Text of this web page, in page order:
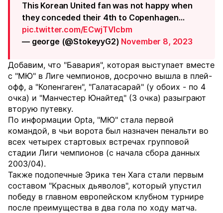
This Korean United fan was not happy when
they conceded their 4th to Copenhagen…
pic.twitter.com/ECwjTVIcbm
— george (@StokeyyG2) November 8, 2023
Добавим, что "Бавария", которая выступает вместе
с "МЮ" в Лиге чемпионов, досрочно вышла в плей-
офф, а "Копенгаген", "Галатасарай" (у обоих - по 4
очка) и "Манчестер Юнайтед" (3 очка) разыграют
вторую путевку.
По информации Opta, "МЮ" стала первой
командой, в чьи ворота был назначен пенальти во
всех четырех стартовых встречах групповой
стадии Лиги чемпионов (с начала сбора данных
2003/04).
Также подопечные Эрика тен Хага стали первым
составом "Красных дьяволов", который упустил
победу в главном европейском клубном турнире
после преимущества в два гола по ходу матча.